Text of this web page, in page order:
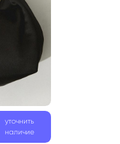
уточнить
наличие